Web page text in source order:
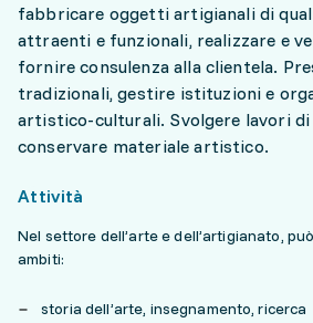
fabbricare oggetti artigianali di
attraenti e funzionali, realizzare e
fornire consulenza alla clientela.
tradizionali, gestire istituzioni e
artistico-culturali. Svolgere lavori
conservare materiale artistico.
Attività
Nel settore dell’arte e dell’artigianato,
ambiti:
storia dell’arte, insegnamento, ricerca